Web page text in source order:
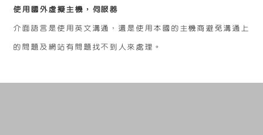
使用國外虛擬主機，伺服器
介面語言是使用英文溝通，還是使用本國的主機商避免溝通上
的問題及網站有問題找不到人來處理。